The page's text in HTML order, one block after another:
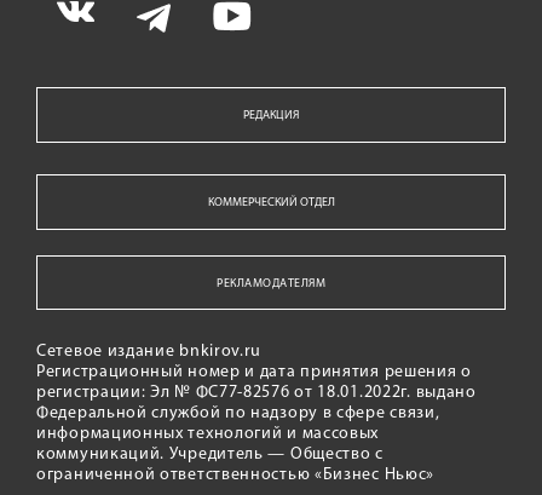
РЕДАКЦИЯ
КОММЕРЧЕСКИЙ ОТДЕЛ
РЕКЛАМОДАТЕЛЯМ
Сетевое издание bnkirov.ru
Регистрационный номер и дата принятия решения о
регистрации: Эл № ФС77-82576 от 18.01.2022г. выдано
Федеральной службой по надзору в сфере связи,
информационных технологий и массовых
коммуникаций. Учредитель — Общество с
ограниченной ответственностью «Бизнес Ньюс»